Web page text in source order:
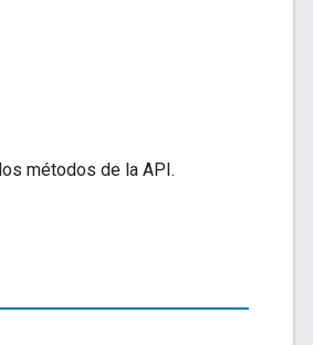
métodos de la API.